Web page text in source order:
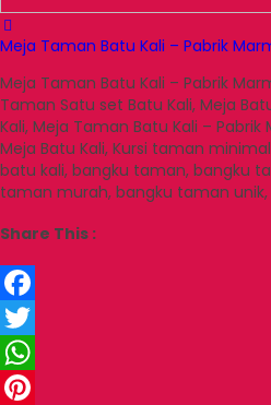
Meja Taman Batu Kali – Pabrik
Meja Taman Batu Kali – Pabrik
Taman Satu set Batu Kali, Meja
Kali, Meja Taman Batu Kali –
Meja Batu Kali, Kursi taman
batu kali, bangku taman, bangku
taman murah, bangku taman
Share This :
Facebook
Twitter
WhatsApp